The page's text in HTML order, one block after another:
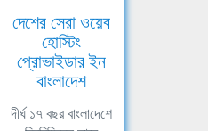
দেশের সেরা ওয়েব
হোস্টিং
প্রোভাইডার ইন
বাংলাদেশ
দীর্ঘ ১৭ বছর বাংলাদেশে